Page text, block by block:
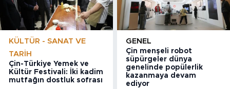
KÜLTÜR - SANAT VE
TARIH
Çin-Türkiye Yemek ve
Kültür Festivali: İki kadim
mutfağın dostluk sofrası
GENEL
Çin menşeli robot
süpürgeler dünya
genelinde popülerlik
kazanmaya devam
ediyor